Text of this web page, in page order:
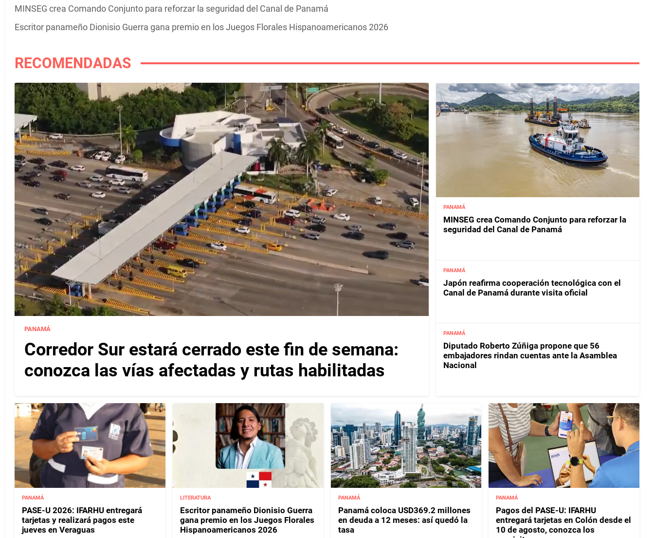
MINSEG crea Comando Conjunto para reforzar la seguridad del Canal de Panamá
Escritor panameño Dionisio Guerra gana premio en los Juegos Florales Hispanoamericanos 2026
RECOMENDADAS
PANAMÁ
Corredor Sur estará cerrado este fin de semana:
conozca las vías afectadas y rutas habilitadas
PANAMÁ
MINSEG crea Comando Conjunto para reforzar la
seguridad del Canal de Panamá
PANAMÁ
Japón reafirma cooperación tecnológica con el
Canal de Panamá durante visita oficial
PANAMÁ
Diputado Roberto Zúñiga propone que 56
embajadores rindan cuentas ante la Asamblea
Nacional
PANAMÁ
PASE-U 2026: IFARHU entregará
tarjetas y realizará pagos este
jueves en Veraguas
LITERATURA
Escritor panameño Dionisio Guerra
gana premio en los Juegos Florales
Hispanoamericanos 2026
PANAMÁ
Panamá coloca USD369.2 millones
en deuda a 12 meses: así quedó la
tasa
PANAMÁ
Pagos del PASE-U: IFARHU
entregará tarjetas en Colón desde el
10 de agosto, conozca los